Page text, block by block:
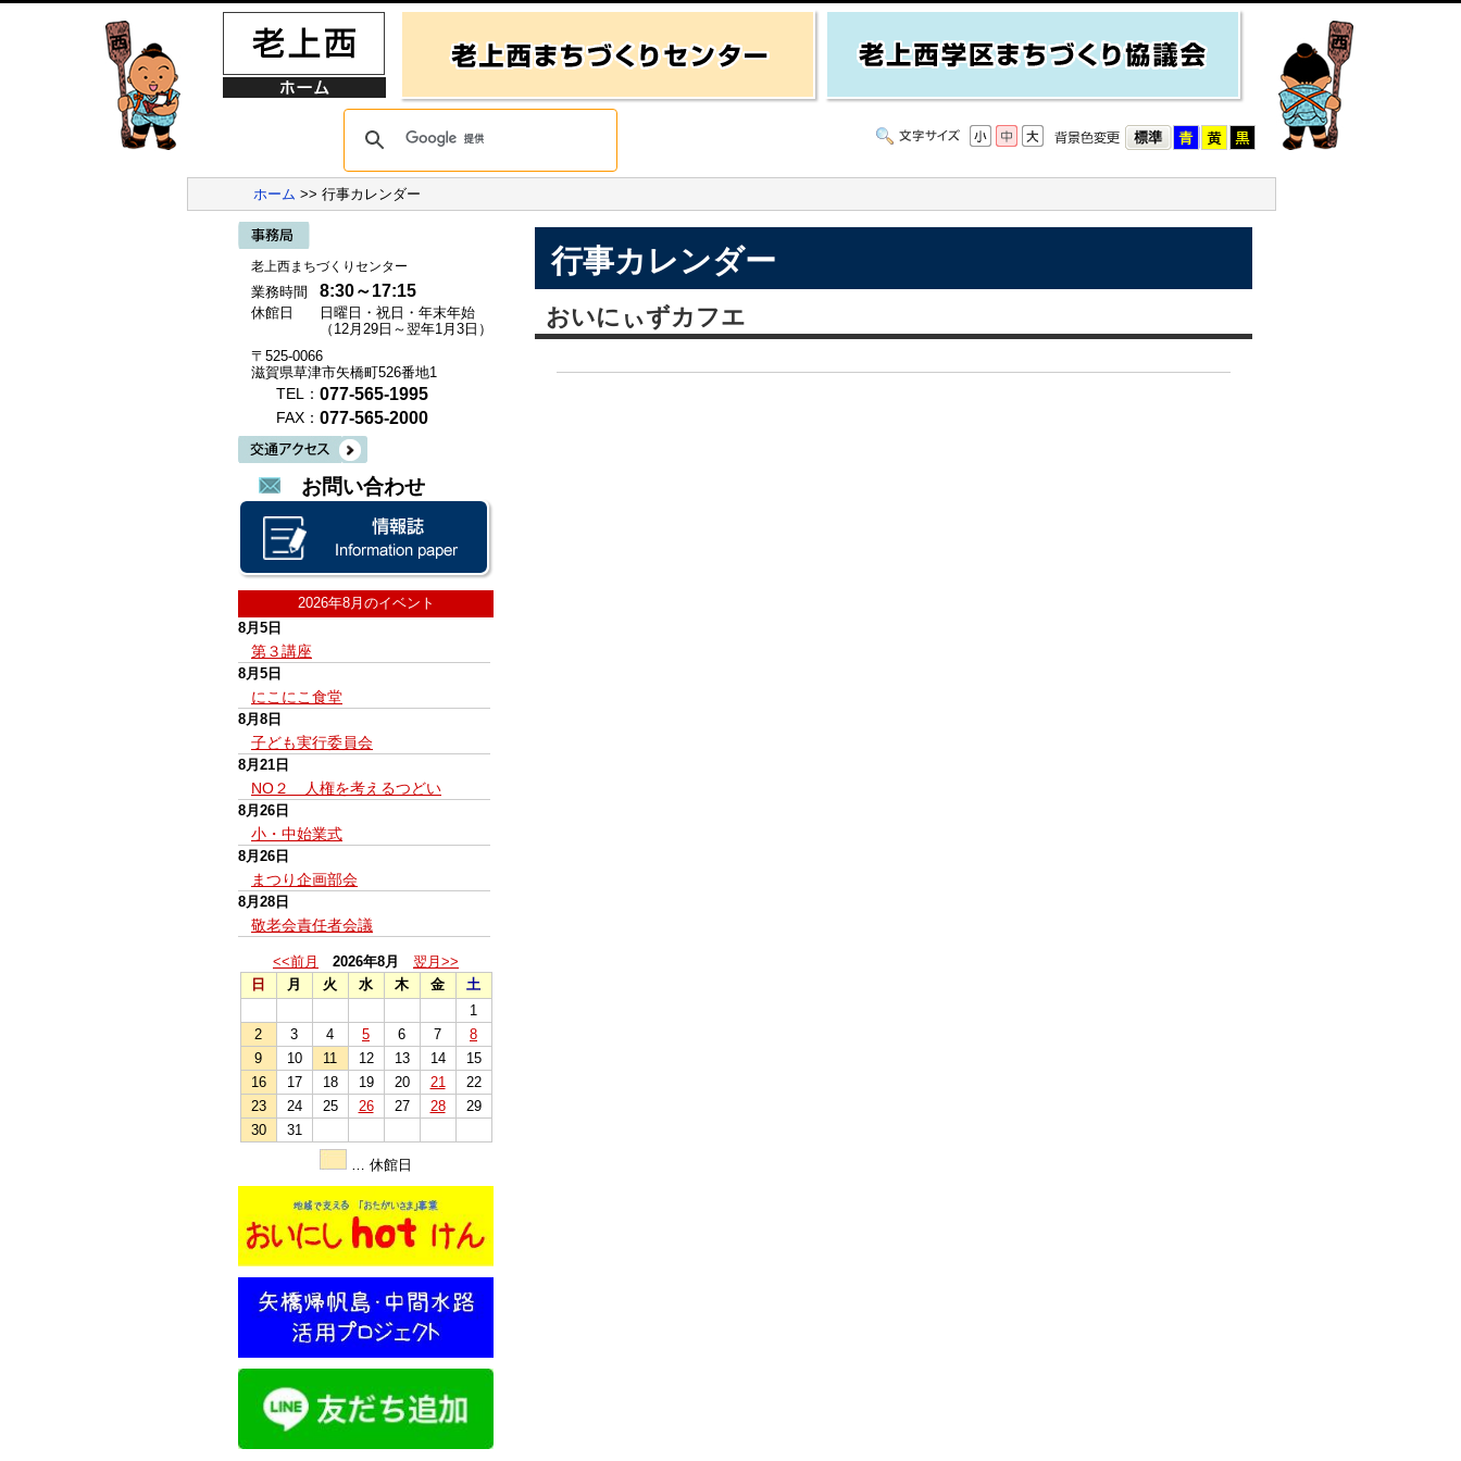
ホーム >> 行事カレンダー
老上西まちづくりセンター
業務時間 8:30～17:15
休館日
日曜日・祝日・年末年始
（12月29日～翌年1月3日）
〒525-0066
滋賀県草津市矢橋町526番地1
TEL： 077-565-1995
FAX： 077-565-2000
お問い合わせ
2026年8月のイベント
8月5日
第３講座
8月5日
にこにこ食堂
8月8日
子ども実行委員会
8月21日
NO２ 人権を考えるつどい
8月26日
小・中始業式
8月26日
まつり企画部会
8月28日
敬老会責任者会議
<<前月 2026年8月
翌月>>
日
月 火 水 木 金
土
1
2
3 4 5 6 7
8
9
10 11 12 13 14
15
16
17 18 19 20 21
22
23
24 25 26 27 28
29
30
31
… 休館日
行事カレンダー
おいにぃずカフエ